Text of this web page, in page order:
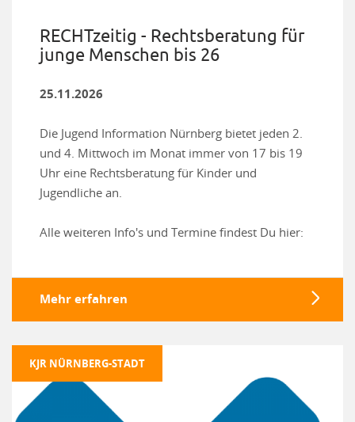
RECHTzeitig - Rechtsberatung für
junge Menschen bis 26
25.11.2026
Die Jugend Information Nürnberg bietet jeden 2.
und 4. Mittwoch im Monat immer von 17 bis 19
Uhr eine Rechtsberatung für Kinder und
Jugendliche an.
Alle weiteren Info's und Termine findest Du hier:
Mehr erfahren
KJR NÜRNBERG-STADT